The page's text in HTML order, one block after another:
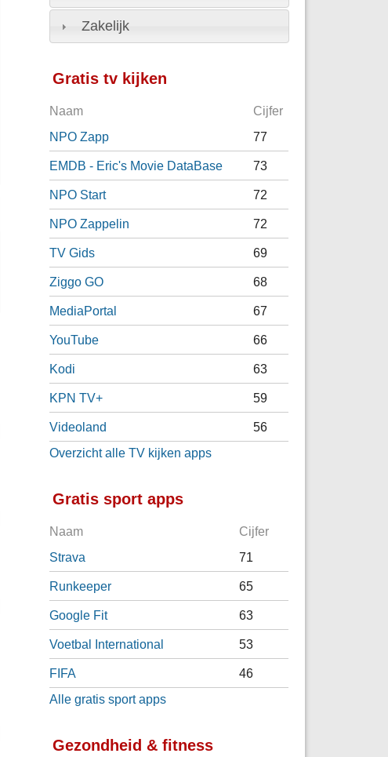
Zakelijk
Gratis tv kijken
Naam Cijfer
NPO Zapp 77
EMDB - Eric's Movie DataBase 73
NPO Start 72
NPO Zappelin 72
TV Gids 69
Ziggo GO 68
MediaPortal 67
YouTube 66
Kodi 63
KPN TV+ 59
Videoland
56
Overzicht alle TV kijken apps
Gratis sport apps
Naam Cijfer
Strava 71
Runkeeper 65
Google Fit 63
Voetbal International 53
FIFA
46
Alle gratis sport apps
Gezondheid & fitness